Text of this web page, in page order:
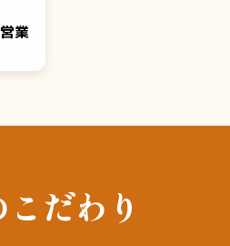
業
だわり